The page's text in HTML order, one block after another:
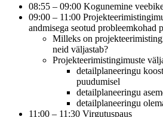
08:55 – 09:00 Kogunemine
09:00 – 11:00
andmisega seotud probleemkohad
Milleks on
neid väljastab?
Projekteerimistingimuste
detailplaneeringu
puudumisel
detailplaneeringu
detailplaneeringu
11:00 – 11:30 Virgutuspaus